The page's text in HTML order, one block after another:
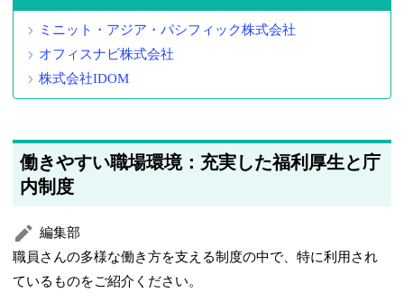
ミニット・アジア・パシフィック株式会社
オフィスナビ株式会社
株式会社IDOM
働きやすい職場環境：充実した福利厚生と庁
内制度
編集部
職員さんの多様な働き方を支える制度の中で、特に利用され
ているものをご紹介ください。